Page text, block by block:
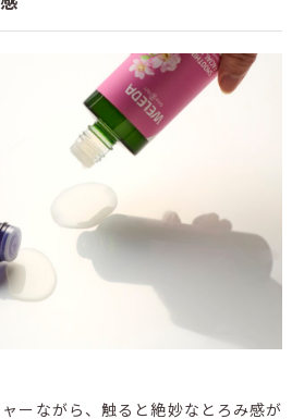
ーながら、触ると絶妙なとろみ感が